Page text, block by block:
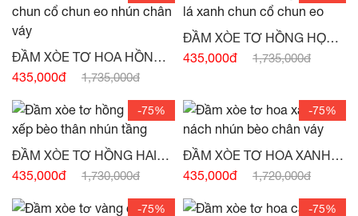
ĐẦM XÒE TƠ HOA HỒNG
CHUN CỔ CHUN EO
HÀNG)
435,000đ 1,735,000đ
ĐẦM XÒE TƠ HỒNG HỌA
TIẾT LÁ XANH CHUN CỔ
435,000đ 1,735,000đ
-75%
ĐẦM XÒE TƠ HỒNG HAI
DÂY XẾP BÈO THÂN NHÚN
435,000đ 1,730,000đ
-75%
ĐẦM XÒE TƠ HOA XANH
SÁT NÁCH NHÚN BÈO
435,000đ 1,720,000đ
-75% -75%